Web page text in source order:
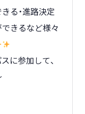
る・進路決定
きるなど様々
に参加して、